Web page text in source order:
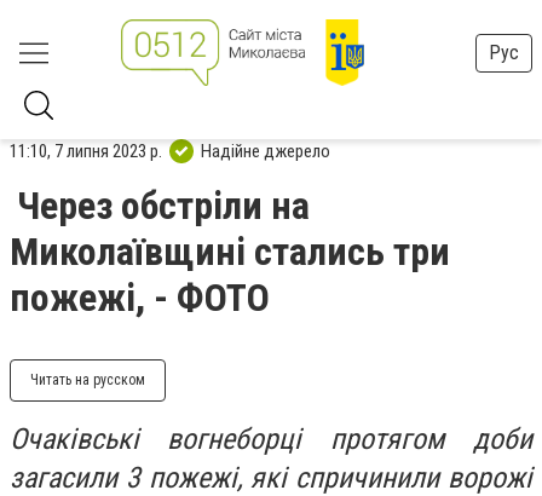
Рус
11:10, 7 липня 2023 р. Надійне джерело
Через обстріли на
Миколаївщині стались три
пожежі, - ФОТО
Читать на русском
Очаківські вогнеборці протягом доби
загасили 3 пожежі, які спричинили ворожі